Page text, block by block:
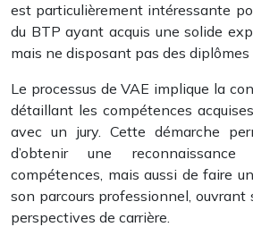
est particulièrement intéressante
du BTP ayant acquis une solide
mais ne disposant pas des
Le processus de VAE implique la
détaillant les compétences
avec un jury. Cette démarche
d’obtenir une
compétences, mais aussi de faire
son parcours professionnel, ouvrant
perspectives de carrière.